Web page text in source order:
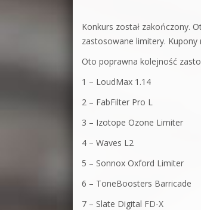
Konkurs został zakończony.
zastosowane limitery.
Oto poprawna kolejność
1 – LoudMax 1.14
2 – FabFilter Pro L
3 – Izotope Ozone Limiter
4 – Waves L2
5 – Sonnox Oxford Limiter
6 – ToneBoosters Barricade
7 – Slate Digital FD-X